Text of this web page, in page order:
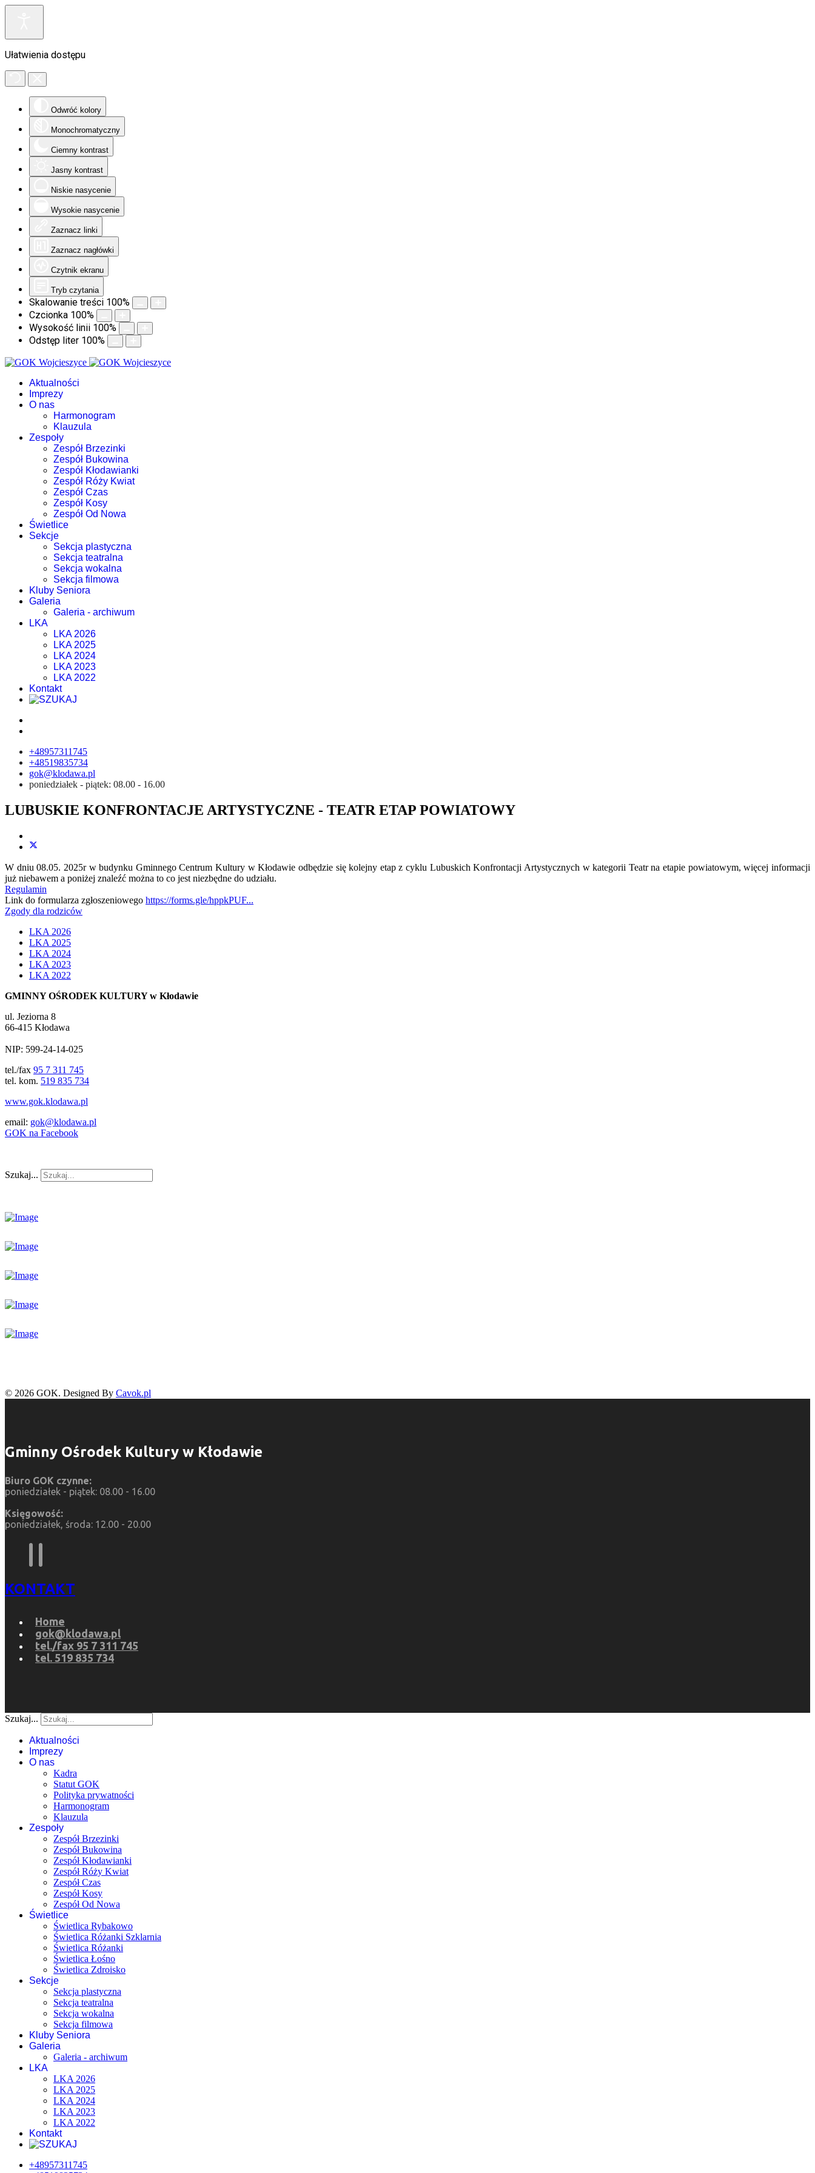
Ułatwienia dostępu
Odwróć kolory
Monochromatyczny
Ciemny kontrast
Jasny kontrast
Niskie nasycenie
Wysokie nasycenie
Zaznacz linki
Zaznacz nagłówki
Czytnik ekranu
Tryb czytania
Skalowanie treści 100%
Czcionka 100%
Wysokość linii 100%
Odstęp liter 100%
Aktualności
Imprezy
O nas
Harmonogram
Klauzula
Zespoły
Zespół Brzezinki
Zespół Bukowina
Zespół Kłodawianki
Zespół Róży Kwiat
Zespół Czas
Zespół Kosy
Zespół Od Nowa
Świetlice
Sekcje
Sekcja plastyczna
Sekcja teatralna
Sekcja wokalna
Sekcja filmowa
Kluby Seniora
Galeria
Galeria - archiwum
LKA
LKA 2026
LKA 2025
LKA 2024
LKA 2023
LKA 2022
Kontakt
+48957311745
+48519835734
gok@klodawa.pl
poniedziałek - piątek: 08.00 - 16.00
LUBUSKIE KONFRONTACJE ARTYSTYCZNE - TEATR ETAP POWIATOWY
W dniu 08.05. 2025r w budynku Gminnego Centrum Kultury w Kłodawie odbędzie się kolejny etap z cyklu Lubuskich Konfrontacji Artystycznych w kategorii Teatr na etapie powiatowym, więcej informacji
już niebawem a poniżej znaleźć można to co jest niezbędne do udziału.
Regulamin
Link do formularza zgłoszeniowego https://forms.gle/hppkPUF...
Zgody dla rodziców
LKA 2026
LKA 2025
LKA 2024
LKA 2023
LKA 2022
GMINNY OŚRODEK KULTURY w Kłodawie
ul. Jeziorna 8
66-415 Kłodawa
NIP: 599-24-14-025
tel./fax 95 7 311 745
tel. kom. 519 835 734
www.gok.klodawa.pl
email: gok@klodawa.pl
GOK na Facebook
Szukaj...
© 2026 GOK. Designed By Cavok.pl
Gminny Ośrodek Kultury w Kłodawie
Biuro GOK czynne:
poniedziałek - piątek: 08.00 - 16.00
Księgowość:
poniedziałek, środa: 12.00 - 20.00
KONTAKT
Home
gok@klodawa.pl
tel./fax 95 7 311 745
tel. 519 835 734
Szukaj...
Aktualności
Imprezy
O nas
Kadra
Statut GOK
Polityka prywatności
Harmonogram
Klauzula
Zespoły
Zespół Brzezinki
Zespół Bukowina
Zespół Kłodawianki
Zespół Róży Kwiat
Zespół Czas
Zespół Kosy
Zespół Od Nowa
Świetlice
Świetlica Rybakowo
Świetlica Różanki Szklarnia
Świetlica Różanki
Świetlica Łośno
Świetlica Zdroisko
Sekcje
Sekcja plastyczna
Sekcja teatralna
Sekcja wokalna
Sekcja filmowa
Kluby Seniora
Galeria
Galeria - archiwum
LKA
LKA 2026
LKA 2025
LKA 2024
LKA 2023
LKA 2022
Kontakt
+48957311745